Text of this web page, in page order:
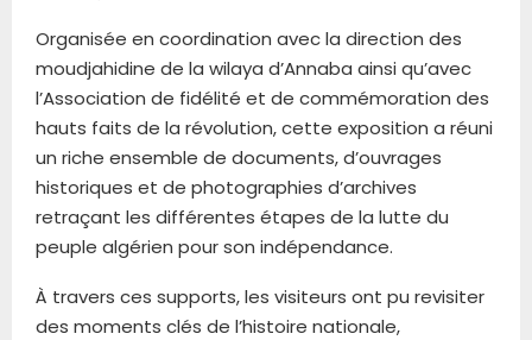
Organisée en coordination avec la direction des
moudjahidine de la wilaya d’Annaba ainsi qu’avec
l’Association de fidélité et de commémoration des
hauts faits de la révolution, cette exposition a réuni
un riche ensemble de documents, d’ouvrages
historiques et de photographies d’archives
retraçant les différentes étapes de la lutte du
peuple algérien pour son indépendance.
À travers ces supports, les visiteurs ont pu revisiter
des moments clés de l’histoire nationale,